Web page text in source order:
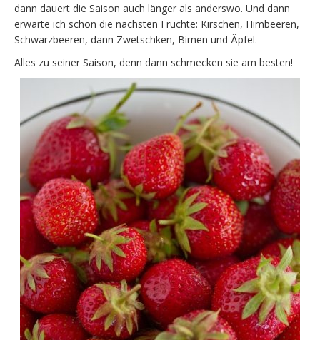
dann dauert die Saison auch länger als anderswo. Und dann
erwarte ich schon die nächsten Früchte: Kirschen, Himbeeren,
Schwarzbeeren, dann Zwetschken, Birnen und Äpfel.
Alles zu seiner Saison, denn dann schmecken sie am besten!